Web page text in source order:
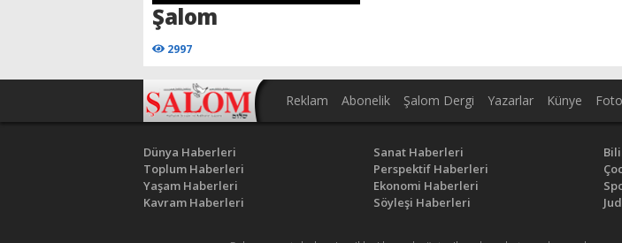
Şalom
2997
Reklam Abonelik Şalom Dergi Yazarlar Künye
Dünya Haberleri
Toplum Haberleri
Yaşam Haberleri
Kavram Haberleri
Sanat Haberleri
Perspektif Haberleri
Ekonomi Haberleri
Söyleşi Haberleri